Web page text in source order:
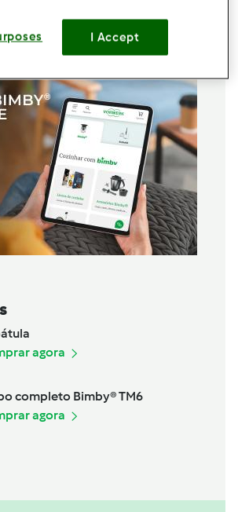
à lista de compras
agora
completo Bimby® TM6
agora
I Accept